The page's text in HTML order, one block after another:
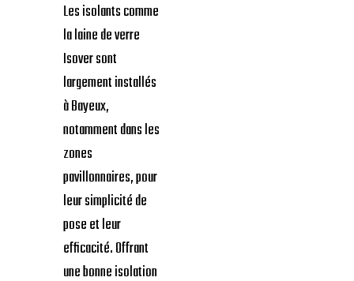
Les isolants comme
la laine de verre
Isover sont
largement installés
à Bayeux,
notamment dans les
zones
pavillonnaires, pour
leur simplicité de
pose et leur
efficacité. Offrant
une bonne isolation